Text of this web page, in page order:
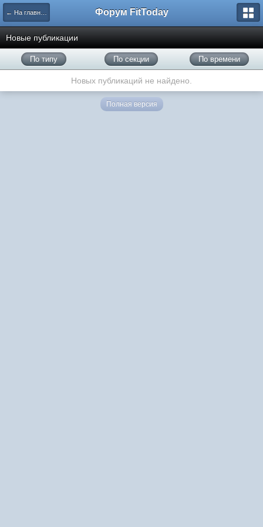
← На главную Форум FitToday
Новые публикации
По типу По секции По времени
Новых публикаций не найдено.
Полная версия